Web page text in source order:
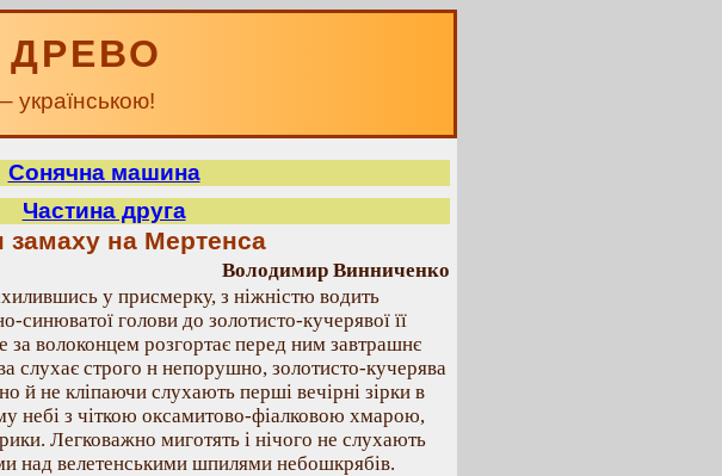
українською!
Сонячна машина
Частина друга
замаху на Мертенса
Володимир Винниченко
у присмерку, з ніжністю водить
голови до золотисто-кучерявої її
волоконцем розгортає перед ним завтрашнє
слухає строго н непорушно, золотисто-кучерява
й не кліпаючи слухають перші вечірні зірки в
небі з чіткою оксамитово-фіалковою хмарою,
Легковажно миготять і нічого не слухають
над велетенськими шпилями небошкрябів.